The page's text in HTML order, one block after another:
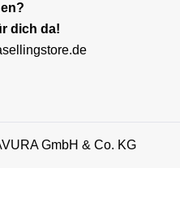
dich da!
GmbH & Co. KG